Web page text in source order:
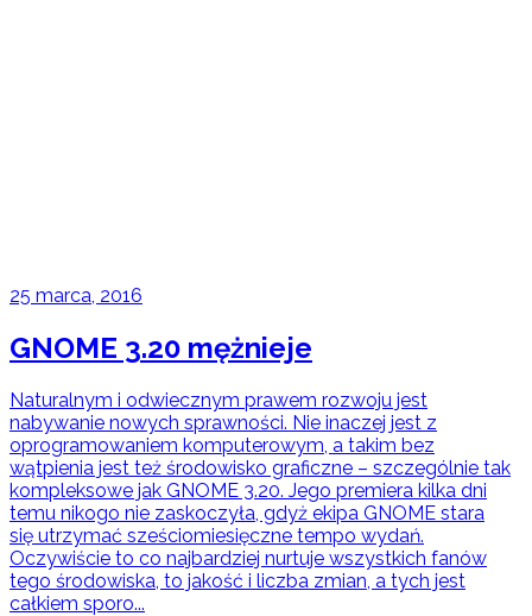
25 marca, 2016
GNOME 3.20 mężnieje
Naturalnym i odwiecznym prawem rozwoju jest
nabywanie nowych sprawności. Nie inaczej jest z
oprogramowaniem komputerowym, a takim bez
wątpienia jest też środowisko graficzne – szczególnie tak
kompleksowe jak GNOME 3.20. Jego premiera kilka dni
temu nikogo nie zaskoczyła, gdyż ekipa GNOME stara
się utrzymać sześciomiesięczne tempo wydań.
Oczywiście to co najbardziej nurtuje wszystkich fanów
tego środowiska, to jakość i liczba zmian, a tych jest
całkiem sporo...